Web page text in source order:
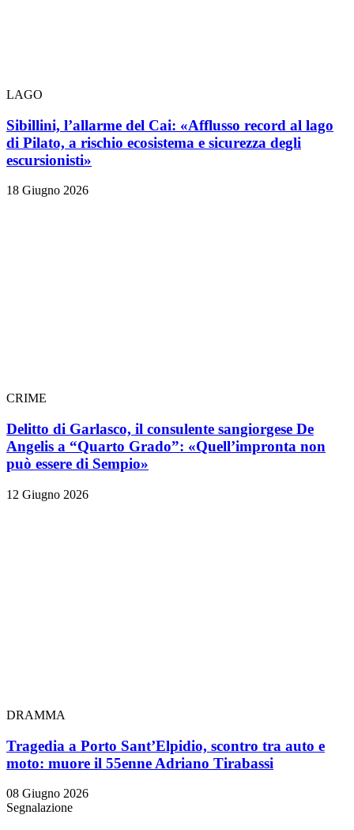
LAGO
Sibillini, l’allarme del Cai: «Afflusso record al lago
di Pilato, a rischio ecosistema e sicurezza degli
escursionisti»
18 Giugno 2026
CRIME
Delitto di Garlasco, il consulente sangiorgese De
Angelis a “Quarto Grado”: «Quell’impronta non
può essere di Sempio»
12 Giugno 2026
DRAMMA
Tragedia a Porto Sant’Elpidio, scontro tra auto e
moto: muore il 55enne Adriano Tirabassi
08 Giugno 2026
Segnalazione